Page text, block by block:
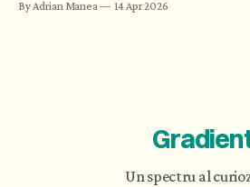
By Adrian Manea 14 Apr 2026
Un spectru al